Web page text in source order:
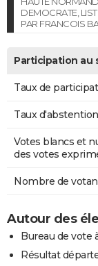
DEMOCRATE,
PAR FRANCOIS
Participation au
Taux de
Taux d'abstention
Votes blancs et
des votes
Nombre de
Autour des
Bureau de vote
Résultat